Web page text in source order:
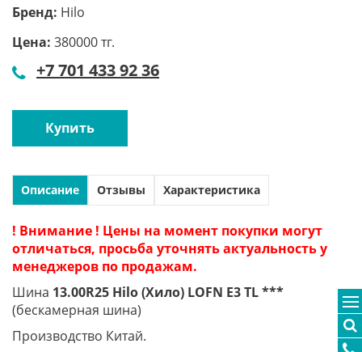
Бренд: Hilo
Цена: 380000 тг.
+7 701 433 92 36
Купить
Описание Отзывы Характеристика
! Внимание ! Цены на момент покупки могут
отличаться, просьба уточнять актуальность у
менеджеров по продажам.
Шина 13.00R25 Hilo (Хило) LOFN E3 TL ***
(бескамерная шина)
Производство Китай.